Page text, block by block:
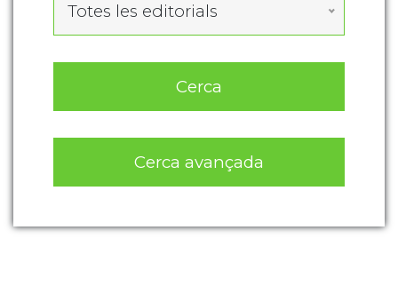
Totes les editorials
Cerca
Cerca avançada